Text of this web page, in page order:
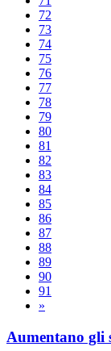
72
73
74
75
76
77
78
79
80
81
82
83
84
85
86
87
88
89
90
91
»
Aumentano gli